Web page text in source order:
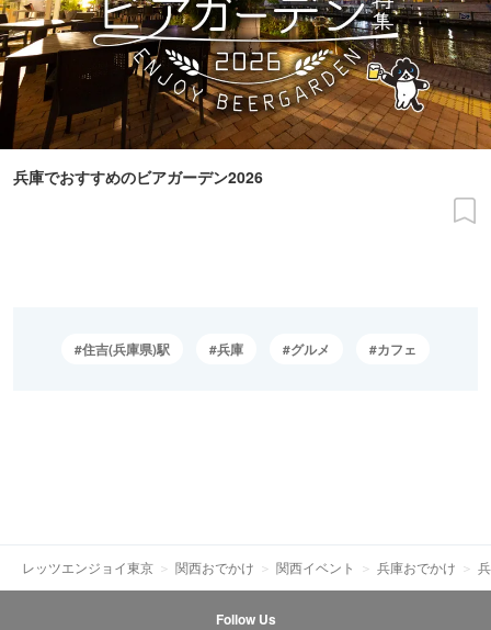
兵庫でおすすめのビアガーデン2026
住吉(兵庫県)駅 兵庫 グルメ カフェ
レッツエンジョイ東京 関西おでかけ 関西イベント 兵庫おでかけ
Follow Us